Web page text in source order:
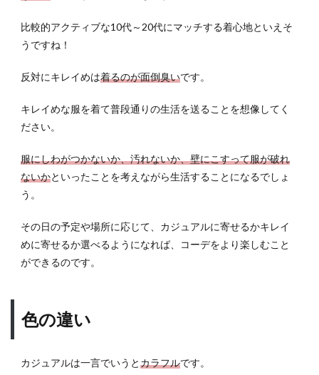
比較的アクティブな10代～20代にマッチする着心地といえそ
うですね！
反対にキレイめは着るのが面倒臭いです。
キレイめな服を着て普段通りの生活を送ることを想像してく
ださい。
服にしわがつかないか、汚れないか、壁にこすって服が破れ
ないかといったことを考えながら生活することになるでしょ
う。
その日の予定や場所に応じて、カジュアルに寄せるかキレイ
めに寄せるか選べるようになれば、コーデをより楽しむこと
ができるのです。
色の違い
カジュアルは一言でいうとカラフルです。